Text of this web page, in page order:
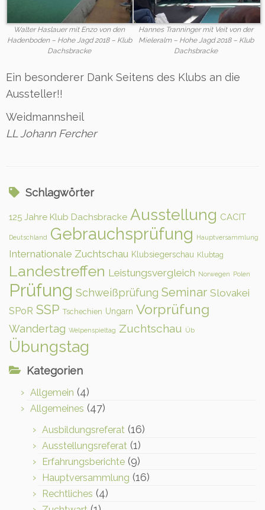
Walter Haslauer mit Enzo von den
Hadenboden – Hohe Jagd 2018 – Klub
Dachsbracke
Hannes Tranninger mit Veit von der
Mieleralm – Hohe Jagd 2018 – Klub
Dachsbracke
Ein besonderer Dank Seitens des Klubs an die
Aussteller!!
Weidmannsheil
LL Johann Fercher
Schlagwörter
125 Jahre Klub Dachsbracke Ausstellung CACIT
Deutschland Gebrauchsprüfung Hauptversammlung
Internationale Zuchtschau Klubsiegerschau Klubtag
Landestreffen Leistungsvergleich Norwegen Polen
Prüfung Schweißprüfung Seminar Slovakei
SPoR SSP Tschechien Ungarn Vorprüfung
Wandertag Welpenspieltag Zuchtschau Üb
Übungstag
Kategorien
Allgemein (4)
Allgemeines (47)
Ausbildungsreferat (16)
Ausstellungsreferat (1)
Erfahrungsberichte (9)
Hauptversammlung (16)
Rechtliches (4)